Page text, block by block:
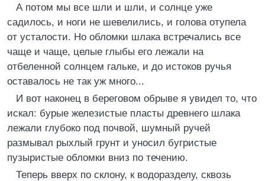
А потом мы все шли и шли, и солнце уже
садилось, и ноги не шевелились, и голова отупела
от усталости. Но обломки шлака встречались все
чаще и чаще, целые глыбы его лежали на
отбеленной солнцем гальке, и до истоков ручья
оставалось не так уж много...
И вот наконец в береговом обрыве я увидел то, что
искал: бурые железистые пласты древнего шлака
лежали глубоко под почвой, шумный ручей
размывал рыхлый грунт и уносил бугристые
пузыристые обломки вниз по течению.
Теперь вверх по склону, к водоразделу, сквозь